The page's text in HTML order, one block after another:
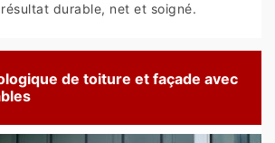
durable, net et soigné.
de toiture et façade avec